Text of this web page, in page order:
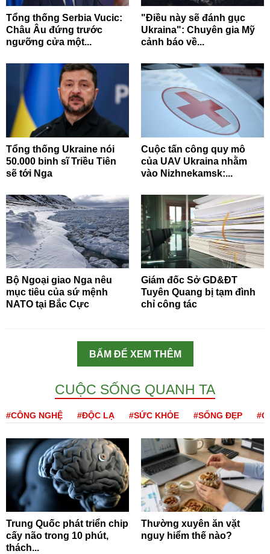
Tổng thống Serbia Vucic:
Châu Âu đứng trước
ngưỡng cửa một...
"Điều này sẽ đánh gục
Ukraina": Chuyên gia Mỹ
cảnh báo về...
Tổng thống Ukraine nói
50.000 binh sĩ Triều Tiên
sẽ tới Nga
Cuộc tấn công quy mô
của UAV Ukraina nhằm
vào Nizhnekamsk:...
Bộ Ngoại giao Nga nêu
mục tiêu của sứ mệnh
NATO tại Bắc Cực
Giám đốc Sở GD&ĐT
Tuyên Quang bị tạm đình
chỉ công tác
BẤM ĐỂ XEM THÊM
CUỘC SỐNG QUANH TA
#CÔNG NGHỆ #ĐỘC LẠ #SỨC KHỎE #SỐNG ĐẸP
Trung Quốc phát triển chip
cấy não trong 10 phút,
thách...
Thường xuyên ăn vặt
nguy hiểm thế nào?